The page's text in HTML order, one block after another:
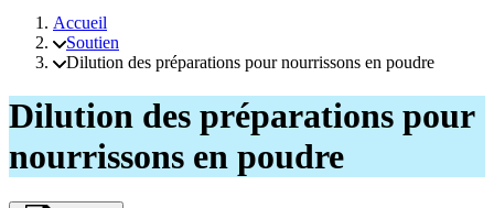
Accueil
Soutien
Dilution des préparations pour nourrissons en poudre
Dilution des préparations pour
nourrissons en poudre